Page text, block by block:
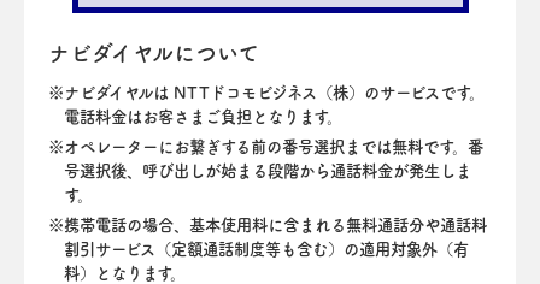
ナビダイヤルについて
ナビダイヤルは NTTドコモビジネス（株）のサービスです。
電話料金はお客さまご負担となります。
オペレーターにお繋ぎする前の番号選択までは無料です。番
号選択後、呼び出しが始まる段階から通話料金が発生しま
す。
携帯電話の場合、基本使用料に含まれる無料通話分や通話料
割引サービス（定額通話制度等も含む）の適用対象外（有
料）となります。